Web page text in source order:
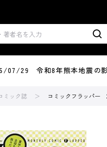
07/29 令和8年熊本地震の影
ミック誌 コミックフラッパー